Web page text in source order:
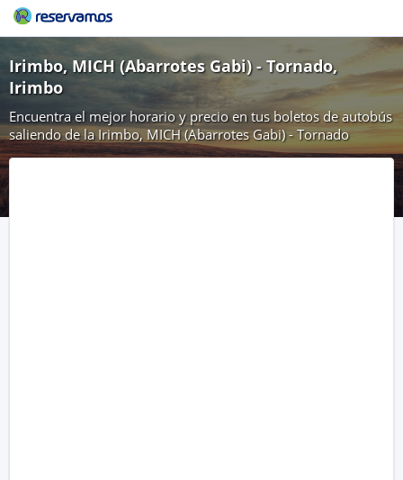
Irimbo, MICH (Abarrotes Gabi) - Tornado,
Irimbo
Encuentra el mejor horario y precio en tus boletos de autobús
saliendo de la Irimbo, MICH (Abarrotes Gabi) - Tornado